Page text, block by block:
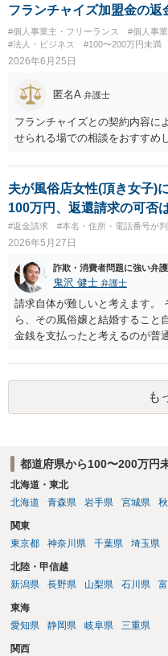
す。 支払督促については異議
相手から異議が出ることが予
った方が良いでしょう。
フランチャイズ加盟金の
#個人事業主・フリーランス #個人事
#法人・ビジネス
#100〜200万円未満
2026年6月25日
匿名A 弁護士
フランチャイズとの契約内容に
せられる場での相談をおすすめ
夫が風俗店女性(頂き女子)
100万円、返還請求の可否
#返金請求 #本名・住所・電話番号が
2026年5月27日
詐欺・消費者問題に強い弁
鬼沢 健士 弁護士
請求自体が難しいと考えます。
ら、その風俗嬢と結婚すること
金銭を支払ったと考えるのが普
て言うなら不貞慰謝料請求の可
も
都道府県から100〜200万円
北海道・東北
北海道
青森県 岩手県 宮城県
関東
東京都
神奈川県 千葉県 埼玉県
北陸・甲信越
新潟県
長野県 山梨県 石川県
東海
愛知県
静岡県 岐阜県 三重県
関西